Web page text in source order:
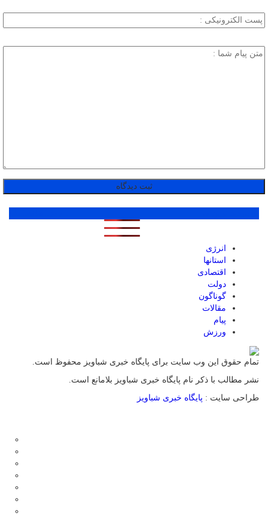
انرژی
استانها
اقتصادی
دولت
گوناگون
مقالات
پیام
ورزش
تمام حقوق این وب سایت برای پایگاه خبری شباویز محفوظ است.
نشر مطالب با ذکر نام پایگاه خبری شباویز بلامانع است.
طراحی سایت : پایگاه خبری شباویز